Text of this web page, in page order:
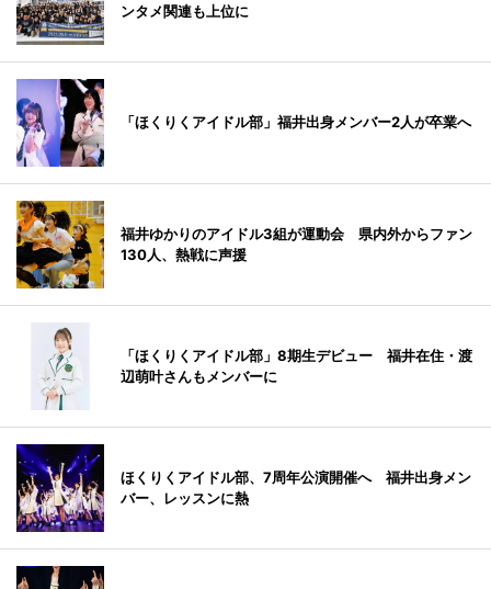
ンタメ関連も上位に
「ほくりくアイドル部」福井出身メンバー2人が卒業へ
福井ゆかりのアイドル3組が運動会 県内外からファン
130人、熱戦に声援
「ほくりくアイドル部」8期生デビュー 福井在住・渡
辺萌叶さんもメンバーに
ほくりくアイドル部、7周年公演開催へ 福井出身メン
バー、レッスンに熱